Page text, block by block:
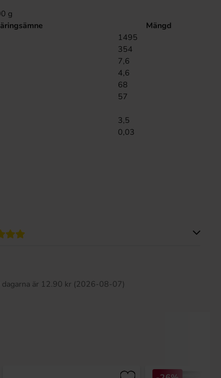
g
Mängd
1495
354
7,6
4,6
68
57
3,5
0,03
är 12.90 kr (2026-08-07)